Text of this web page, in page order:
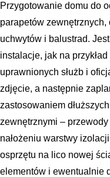
Przygotowanie domu do
parapetów
uchwytów i balustrad.
instalacje, jak na
uprawnionych służb i
zdjęcie, a następnie
zastosowaniem
zewnętrznymi –
nałożeniu warstwy
osprzętu na lico nowej
elementów i ewentualnie